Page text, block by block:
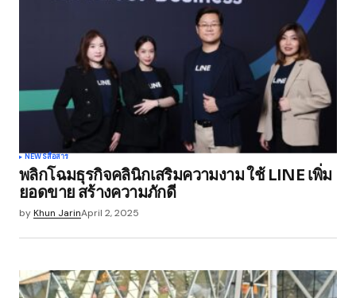
Comment*
*
Your E-mail*
browser for the next time I comment.
Submit Comment
NEWSสื่อสาร
พลิกโฉมธุรกิจคลินิกเสริมความงาม ใช้ LINE เพิ่ม
ยอดขาย สร้างความภักดี
byKhun JarinApril 2, 2025